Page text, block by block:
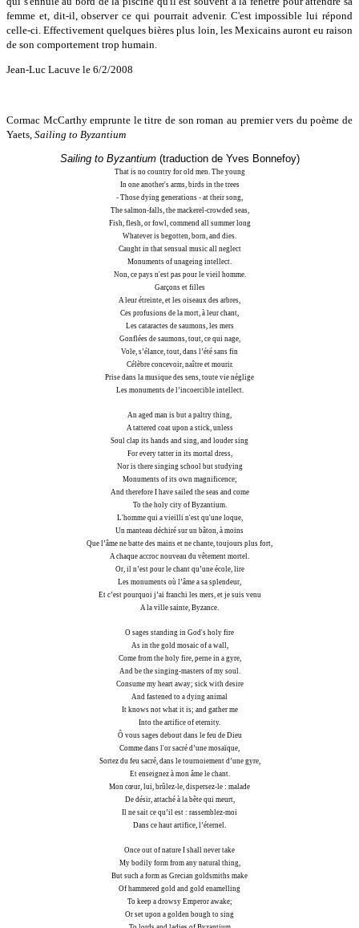
femme et, dit-il, observer ce qui pourrait advenir. C'est impossible lui répond
celle-ci. Effectivement quelques bières plus loin, les Mexicains auront eu raison
de son comportement trop humain.
Jean-Luc Lacuve le 6/2/2008
Cormac McCarthy emprunte le titre de son roman au premier vers du poème de
Yaets, Sailing to Byzantium
Sailing to Byzantium (traduction de Yves Bonnefoy)
That is no country for old men. The young
In one another's arms, birds in the trees
- Those dying generations - at their song,
The salmon-falls, the mackerel-crowded seas,
Fish, flesh, or fowl, commend all summer long
Whatever is begotten, born, and dies.
Caught in that sensual music all neglect
Monuments of unageing intellect.
Non, ce pays n'est pas pour le vieil homme.
Garçons et filles
A leur étreinte, et les oiseaux des arbres,
Ces profusions de la mort, à leur chant,
Les cataractes de saumons, les mers
Gonflées de saumons, tout, ce qui nage,
Vole, s’élance, tout, dans l’été sans fin
Célèbre concevoir, naître et mourir.
Prise dans la musique des sens, toute vie néglige
Les monuments de l’incoercible intellect.
An aged man is but a paltry thing,
A tattered coat upon a stick, unless
Soul clap its hands and sing, and louder sing
For every tatter in its mortal dress,
Nor is there singing school but studying
Monuments of its own magnificence;
And therefore I have sailed the seas and come
To the holy city of Byzantium.
L'homme qui a vieilli n'est qu'une loque,
Un manteau déchiré sur un bâton, à moins
Que l’âme ne batte des mains et ne chante, toujours plus fort,
A chaque accroc nouveau du vêtement mortel.
Or, il n’est pour le chant qu’une école, lire
Les monuments où l’âme a sa splendeur,
Et c’est pourquoi j’ai franchi les mers, et je suis venu
A la ville sainte, Byzance.
O sages standing in God's holy fire
As in the gold mosaic of a wall,
Come from the holy fire, perne in a gyre,
And be the singing-masters of my soul.
Consume my heart away; sick with desire
And fastened to a dying animal
It knows not what it is; and gather me
Into the artifice of eternity.
Ô vous sages debout dans le feu de Dieu
Comme dans l'or sacré d’une mosaïque,
Sortez du feu sacré, dans le tournoiement d’une gyre,
Et enseignez à mon âme le chant.
Mon cœur, lui, brûlez-le, dispersez-le : malade
De désir, attaché à la bête qui meurt,
Il ne sait ce qu’il est : rassemblez-moi
Dans ce haut artifice, l’éternel.
Once out of nature I shall never take
My bodily form from any natural thing,
But such a form as Grecian goldsmiths make
Of hammered gold and gold enamelling
To keep a drowsy Emperor awake;
Or set upon a golden bough to sing